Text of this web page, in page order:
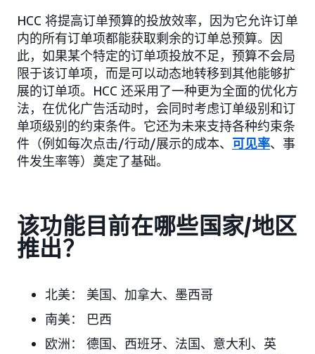
HCC 将提高订单预算的投放效率，因为它允许订单
内的所有订单项都能获取剩余的订单总预算。因
此，如果某个特定的订单项投放不足，预算不会局
限于该订单项，而是可以动态地转移到其他能够扩
展的订单项。HCC 还采用了一种更为全面的优化方
法，在优化广告活动时，会同时考虑订单级别和订
单项级别的约束条件。它还为未来支持各种约束条
件（例如每次点击/行动/展示的成本、 可见率、事
件发生率等）奠定了基础。
该功能目前在哪些国家/地区
推出？
北美： 美国、加拿大、墨西哥
南美：
巴西
欧洲：
德国、西班牙、法国、意大利、英